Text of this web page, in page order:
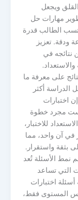
ويجعل
مهارات حل
الطالب قدرة
ودقة. تعزيز
نتائجه في
والاستعداد.
على معرفة ما
الدراسة أكثر
اختبارات
مجرد خطوة
للاختبار،
في آن واحد، مما
بثقة واستقرار.
نمط الأسئلة تُعد
التي تساعد
اختبارات
المستوى فقط،